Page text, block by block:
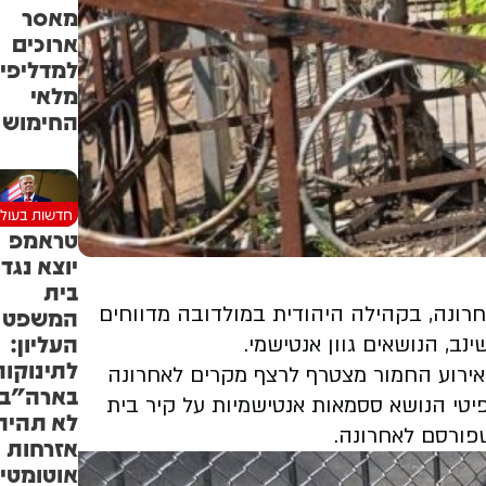
בקהילה היהודית במולדובה מדווחים
הנושאים גוון אנטישמי.
החמור מצטרף לרצף מקרים לאחרונה
הנושא ססמאות אנטישמיות על קיר בית
לאחרונה.
מאסר
ארוכים
למדליפי
מלאי
החימוש
חדשות
טראמפ
יוצא נגד
בית
המשפט
העליון:
בארה"ב
לא
אזרחות